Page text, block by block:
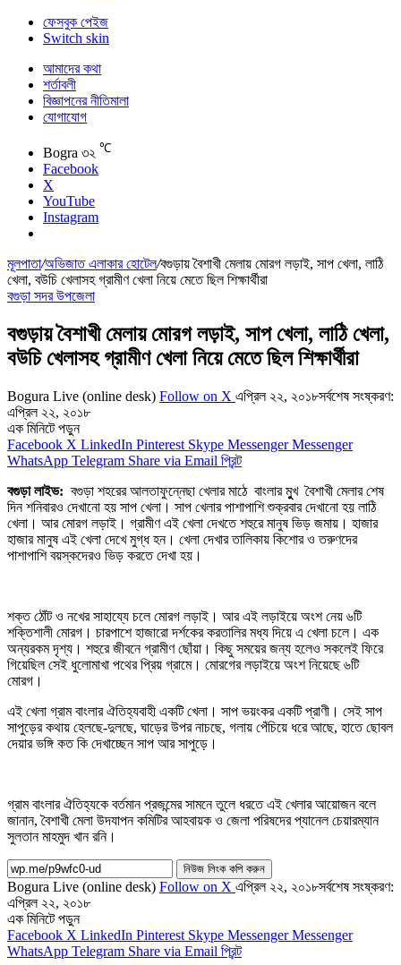
ফেসবুক পেইজ
Switch skin
আমাদের কথা
শর্তাবলী
বিজ্ঞাপনের নীতিমালা
যোগাযোগ
Bogra ৩২ ℃
Facebook
X
YouTube
Instagram
মূলপাতা/অভিজাত এলাকার হোটেল/বগুড়ায় বৈশাখী মেলায় মোরগ লড়াই, সাপ খেলা, লাঠি
খেলা, বউচি খেলাসহ গ্রামীণ খেলা নিয়ে মেতে ছিল শিক্ষার্থীরা
বগুড়া সদর উপজেলা
বগুড়ায় বৈশাখী মেলায় মোরগ লড়াই, সাপ খেলা, লাঠি খেলা,
বউচি খেলাসহ গ্রামীণ খেলা নিয়ে মেতে ছিল শিক্ষার্থীরা
Bogura Live (online desk) Follow on X এপ্রিল ২২, ২০১৮সর্বশেষ সংষ্করণ:
এপ্রিল ২২, ২০১৮
এক মিনিটে পড়ুন
Facebook X LinkedIn Pinterest Skype Messenger Messenger
WhatsApp Telegram Share via Email প্রিন্ট
বগুড়া লাইভ: বগুড়া শহরের আলতাফুন্নেছা খেলার মাঠে বাংলার মুুুখ বৈশাখী মেলার শেষ
দিন শনিবারও দেখানো হয় সাপ খেলা। সাপ খেলার পাশাপাশি শুক্রবার দেখানো হয় লাঠি
খেলা। আর মোরগ লড়াই। গ্রামীণ এই খেলা দেখতে শহুরে মানুষ ভিড় জমায়। হাজার
হাজার মানুষ এই খেলা দেখে মুগ্ধ হন। খেলা দেখার তালিকায় কিশোর ও তরুণদের
পাশাপাশি বয়স্কদেরও ভিড় করতে দেখা হয়।
শক্ত ঠোঁট ও নখের সাহায্যে চলে মোরগ লড়াই। আর এই লড়াইয়ে অংশ নেয় ৬টি
শক্তিশালী মোরগ। চারপাশে হাজারো দর্শকের করতালির মধ্য দিয়ে এ খেলা চলে। এক
অন্যরকম দৃশ্য। শহুরে জীবনে গ্রামীণ ছোঁয়া। কিছু সময়ের জন্য হলেও সকলেই ফিরে
গিয়েছিল সেই ধুলোমাখা পথের প্রিয় গ্রামে। মোরগের লড়াইয়ে অংশ নিয়েছে ৬টি
মোরগ।
এই খেলা গ্রাম বাংলার ঐতিহ্যবাহী একটি খেলা। সাপ ভয়ংকর একটি প্রাণী। সেই সাপ
সাপুড়ের কথায় হেলছে-দুলছে, ঘাড়ের উপর নাচছে, গলায় পেঁচিয়ে ধরে আছে, হাতে ছোবল
দেয়ার ভঙ্গি কত কি দেখাচ্ছেন সাপ আর সাপুড়ে।
গ্রাম বাংলার ঐতিহ্যকে বর্তমান প্রজন্মের সামনে তুলে ধরতে এই খেলার আয়োজন বলে
জানান, বৈশাখী মেলা উদযাপন কমিটির আহবায়ক ও জেলা পরিষদের প্যানেল চেয়ারম্যান
সুলতান মাহমুদ খান রনি।
নিউজ লিংক কপি করুন
Bogura Live (online desk) Follow on X এপ্রিল ২২, ২০১৮সর্বশেষ সংষ্করণ:
এপ্রিল ২২, ২০১৮
এক মিনিটে পড়ুন
Facebook X LinkedIn Pinterest Skype Messenger Messenger
WhatsApp Telegram Share via Email প্রিন্ট